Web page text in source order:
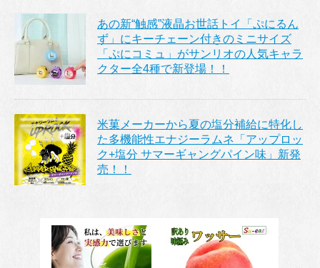
あの新“触感”液晶お世話トイ「ぷにるん
ず」にキーチェーン付きのミニサイズ
「ぷにコミュ」がサンリオの人気キャラ
クター全4種で新登場！！
米菓メーカーから夏の塩分補給に特化し
た多機能性エナジーラムネ「アップロッ
ク+塩分 サマーギャングパイン味」新発
売！！